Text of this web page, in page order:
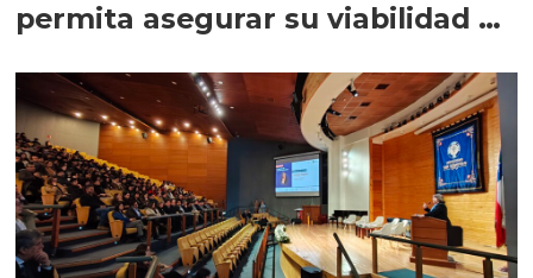
permita asegurar su viabilidad de